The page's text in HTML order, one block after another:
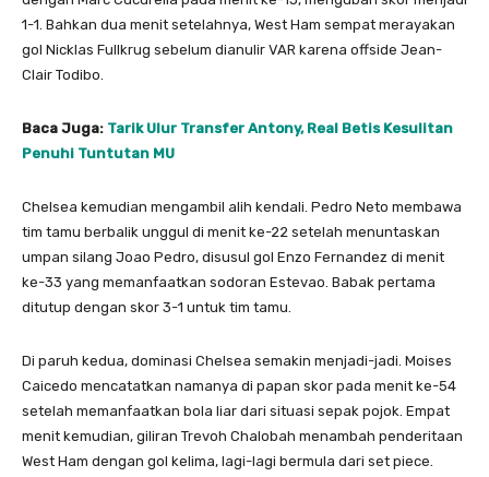
1-1. Bahkan dua menit setelahnya, West Ham sempat merayakan
gol Nicklas Fullkrug sebelum dianulir VAR karena offside Jean-
Clair Todibo.
Baca Juga: Tarik Ulur Transfer Antony, Real Betis Kesulitan
Penuhi Tuntutan MU
Chelsea kemudian mengambil alih kendali. Pedro Neto membawa
tim tamu berbalik unggul di menit ke-22 setelah menuntaskan
umpan silang Joao Pedro, disusul gol Enzo Fernandez di menit
ke-33 yang memanfaatkan sodoran Estevao. Babak pertama
ditutup dengan skor 3-1 untuk tim tamu.
Di paruh kedua, dominasi Chelsea semakin menjadi-jadi. Moises
Caicedo mencatatkan namanya di papan skor pada menit ke-54
setelah memanfaatkan bola liar dari situasi sepak pojok. Empat
menit kemudian, giliran Trevoh Chalobah menambah penderitaan
West Ham dengan gol kelima, lagi-lagi bermula dari set piece.